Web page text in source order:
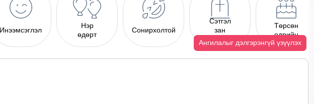
Инээмсэглэл
Нэр
өдөрт
Сонирхолтой
Сэтгэл
зан
Төрсөн
өдрийн
Ангилалыг дэлгэрэнгүй үзүүлэх